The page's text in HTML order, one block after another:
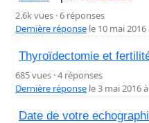
2.6k vues · 6 réponses
Dernière réponse le 10 mai 2016
Thyroïdectomie et
685 vues · 4 réponses
Dernière réponse le 3 mai 2016
Date de votre